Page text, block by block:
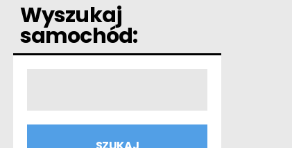
Wyszukaj
samochód: